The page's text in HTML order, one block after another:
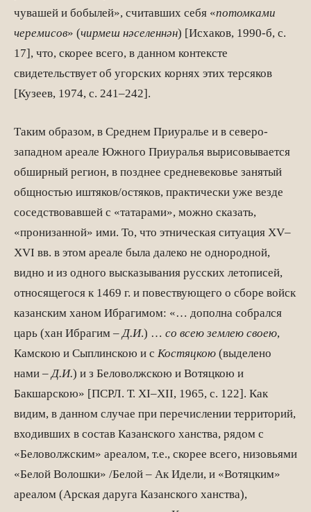
чувашей и бобылей», считавших себя «потомками
черемисов» (чирмеш нәселеннән) [Исхаков, 1990-б, с.
17], что, скорее всего, в данном контексте
свидетельствует об угорских корнях этих терсяков
[Кузеев, 1974, с. 241–242].
Таким образом, в Среднем Приуралье и в северо-
западном ареале Южного Приуралья вырисовывается
обширный регион, в позднее средневековье занятый
общностью иштяков/остяков, практически уже везде
соседствовавшей с «татара­ми», можно сказать,
«пронизанной» ими. То, что этническая ситуация XV–
XVI вв. в этом ареале была далеко не однородной,
видно и из одного высказывания русских летописей,
относящегося к 1469 г. и повествующего о сборе войск
казанским ханом Ибрагимом: «… дополна собрался
царь (хан Ибрагим –Д.И.) … со всею землею своею,
Камскою и Сыплинскою и с Костяцкою (выделено
нами –Д.И.) и з Беловолжскою и Вотяцкою и
Бакшарскою» [ПСРЛ. Т. XI–XII, 1965, с. 122]. Как
видим, в данном случае при перечислении территорий,
входивших в состав Казанского ханства, рядом с
«Беловолжским» ареалом, т.е., скорее всего, низовьями
«Белой Волошки» /Белой – Ак Идели, и «Вотяцким»
ареалом (Арская даруга Казанского ханства),